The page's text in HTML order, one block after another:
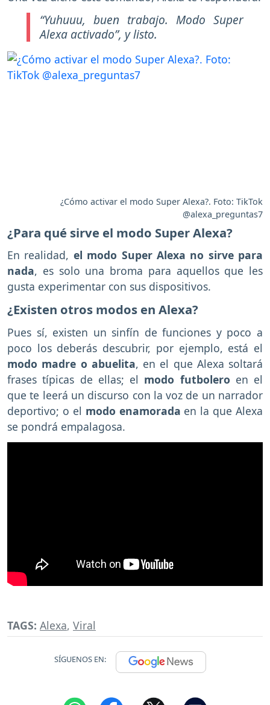
“Yuhuuu, buen trabajo. Modo Super
Alexa activado”, y listo.
¿Cómo activar el modo Super Alexa?. Foto: TikTok
@alexa_preguntas7
¿Para qué sirve el modo Super Alexa?
En realidad, el modo Super Alexa no sirve para
nada, es solo una broma para aquellos que les
gusta experimentar con sus dispositivos.
¿Existen otros modos en Alexa?
Pues sí, existen un sinfín de funciones y poco a
poco los deberás descubrir, por ejemplo, está el
modo madre o abuelita, en el que Alexa soltará
frases típicas de ellas; el modo futbolero en el
que te leerá un discurso con la voz de un narrador
deportivo; o el modo enamorada en la que Alexa
se pondrá empalagosa.
TAGS: Alexa, Viral
SÍGUENOS EN: